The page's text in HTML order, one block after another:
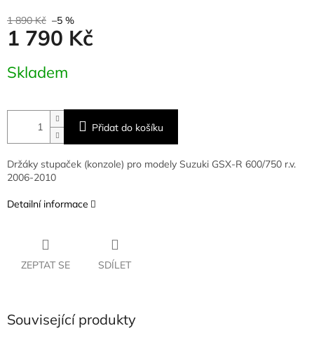
1 890 Kč –5 %
1 790 Kč
cena:
Skladem
Přidat do košíku
Držáky stupaček (konzole) pro modely Suzuki GSX-R 600/750 r.v.
2006-2010
Detailní informace
ZEPTAT SE SDÍLET
Související produkty